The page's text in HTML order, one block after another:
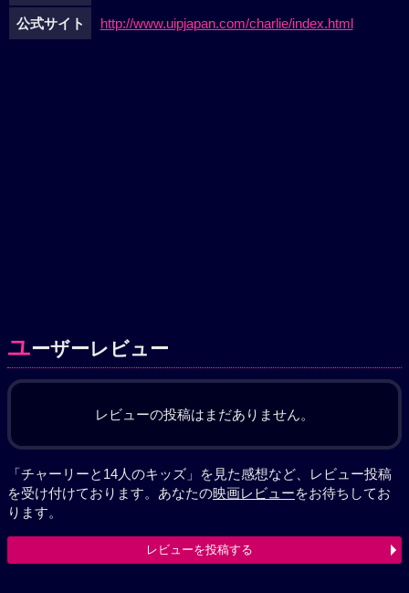
公式サイト http://www.uipjapan.com/charlie/index.html
ユーザーレビュー
レビューの投稿はまだありません。
「チャーリーと14人のキッズ」を見た感想など、レビュー投稿
を受け付けております。あなたの映画レビューをお待ちしてお
ります。
レビューを投稿する